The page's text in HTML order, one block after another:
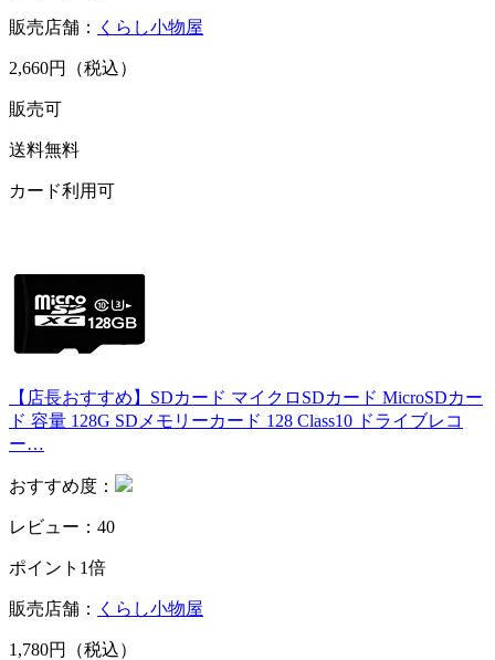
販売店舗： くらし小物屋
2,660円（税込）
販売可
送料無料
カード利用可
【店長おすすめ】SDカード マイクロSDカード MicroSDカー
ド 容量 128G SDメモリーカード 128 Class10 ドライブレコ
ー…
おすすめ度：
レビュー：40
ポイント1倍
販売店舗： くらし小物屋
1,780円（税込）